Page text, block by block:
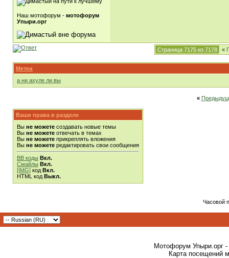
Наш мотофорум - мотофорум
Упыри.орг
Страница 7175 из 7178 «
Метки
а ни ахуле ли вы
«
Ваши права в разделе
Вы не можете создавать новые темы
Вы не можете отвечать в темах
Вы не можете прикреплять вложения
Вы не можете редактировать свои сообщения
BB коды Вкл.
Смайлы Вкл.
[IMG] код Вкл.
HTML код Выкл.
Часовой
Мотофорум Упыри.орг -
Карта посещений